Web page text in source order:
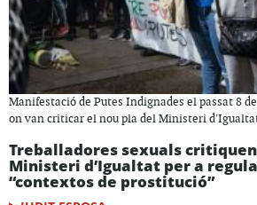
Manifestació de Putes Indignades el passat 8
on van criticar el nou pla del Ministeri
Treballadores sexuals
Ministeri d’Igualtat per a
“contextos de prostitució”